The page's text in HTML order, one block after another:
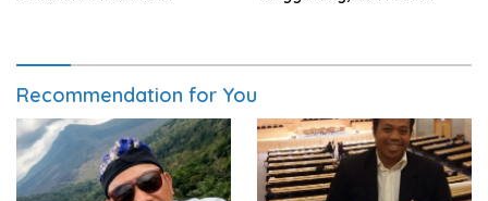
Recommendation for You